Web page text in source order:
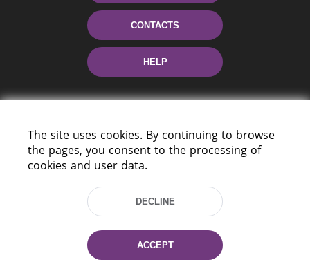
CONTACTS
HELP
220114, Niezaležnasci Ave. 116, Minsk,
Fax: (+375 17) 368 97 06
E-mail: inbox@nlb.by
The site uses cookies. By continuing to browse
the pages, you consent to the processing of
cookies and user data.
DECLINE
ACCEPT